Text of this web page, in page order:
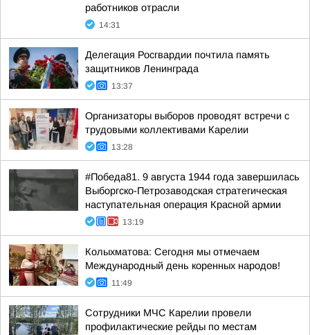
работников отрасли
14:31
Делегация Росгвардии почтила память
защитников Ленинграда
13:37
Организаторы выборов проводят встречи с
трудовыми коллективами Карелии
13:28
#Победа81. 9 августа 1944 года завершилась
Выборгско-Петрозаводская стратегическая
наступательная операция Красной армии
13:19
Колыхматова: Сегодня мы отмечаем
Международный день коренных народов!
11:49
Сотрудники МЧС Карелии провели
профилактические рейды по местам